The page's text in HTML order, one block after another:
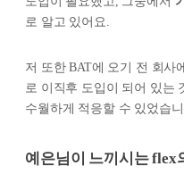
로 알고 있어요.
저 또한 BAT에 오기 전 회사
로 이직후 도입이 되어 있는
수월하게 적응할 수 있었습니
예은님이 느끼시는 flex